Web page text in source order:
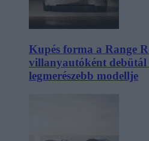
Kupés forma a Range
villanyautóként
legmerészebb modellje